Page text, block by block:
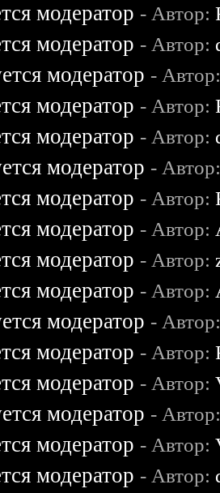
модератор - Автор:
модератор - Автор:
модератор -
модератор - Автор:
модератор - Автор:
модератор -
модератор - Автор:
модератор - Автор:
модератор - Автор:
модератор - Автор:
модератор -
модератор - Автор:
модератор - Автор:
модератор -
модератор - Автор:
модератор - Автор: